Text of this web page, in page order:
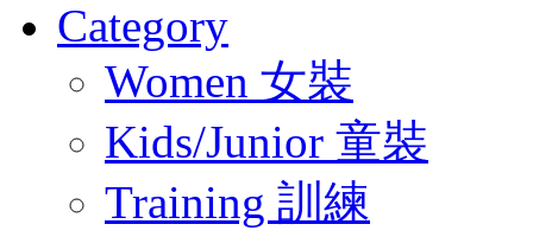
Category
Women 女裝
Kids/Junior 童裝
Training 訓練